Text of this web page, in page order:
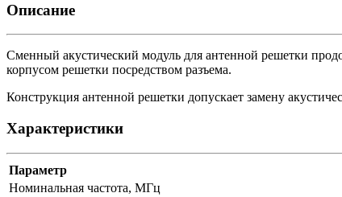
Описание
Сменный акустический модуль для антенной решетки
корпусом решетки посредством разъема.
Конструкция антенной решетки допускает замену
Характеристики
Параметр
Номинальная частота, МГц